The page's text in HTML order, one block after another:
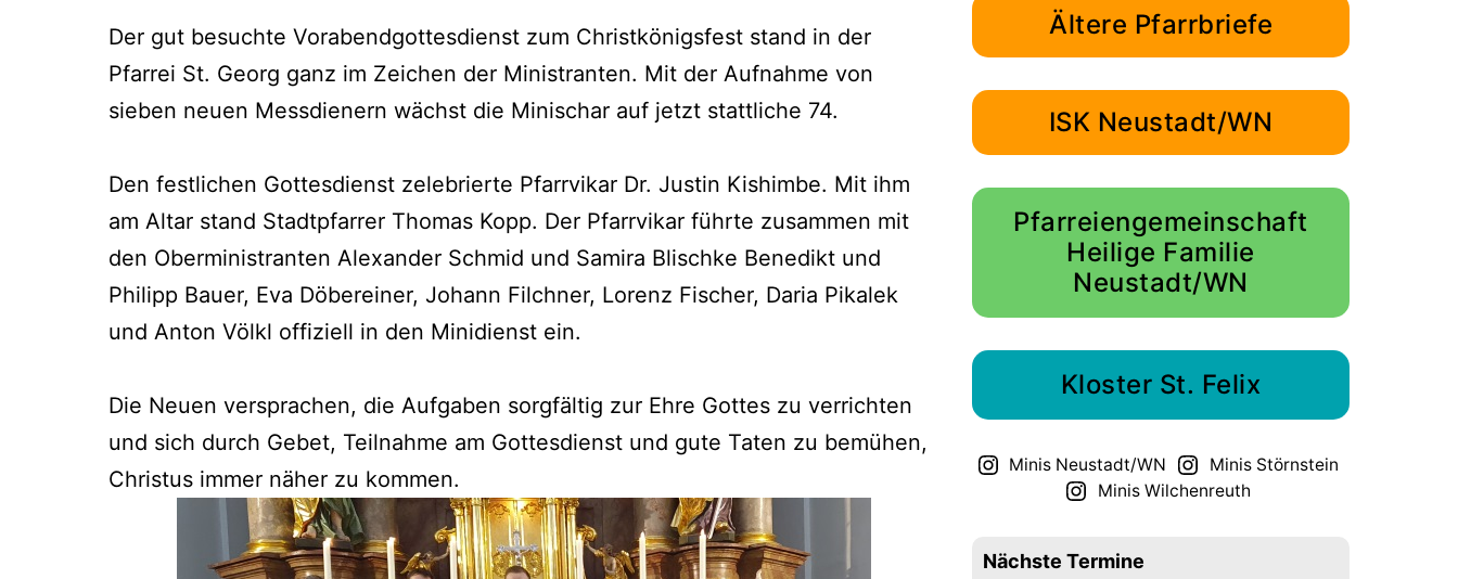
Der gut besuchte Vorabendgottesdienst zum Christkönigsfest stand in der
Pfarrei St. Georg ganz im Zeichen der Ministranten. Mit der Aufnahme von
sieben neuen Messdienern wächst die Minischar auf jetzt stattliche 74.
Den festlichen Gottesdienst zelebrierte Pfarrvikar Dr. Justin Kishimbe. Mit ihm
am Altar stand Stadtpfarrer Thomas Kopp. Der Pfarrvikar führte zusammen mit
den Oberministranten Alexander Schmid und Samira Blischke Benedikt und
Philipp Bauer, Eva Döbereiner, Johann Filchner, Lorenz Fischer, Daria Pikalek
und Anton Völkl offiziell in den Minidienst ein.
Die Neuen versprachen, die Aufgaben sorgfältig zur Ehre Gottes zu verrichten
und sich durch Gebet, Teilnahme am Gottesdienst und gute Taten zu bemühen,
Christus immer näher zu kommen.
Ältere Pfarrbriefe
ISK Neustadt/WN
Pfarreiengemeinschaft
Heilige Familie
Neustadt/WN
Kloster St. Felix
Minis Neustadt/WN
Minis Störnstein
Minis Wilchenreuth
Nächste Termine